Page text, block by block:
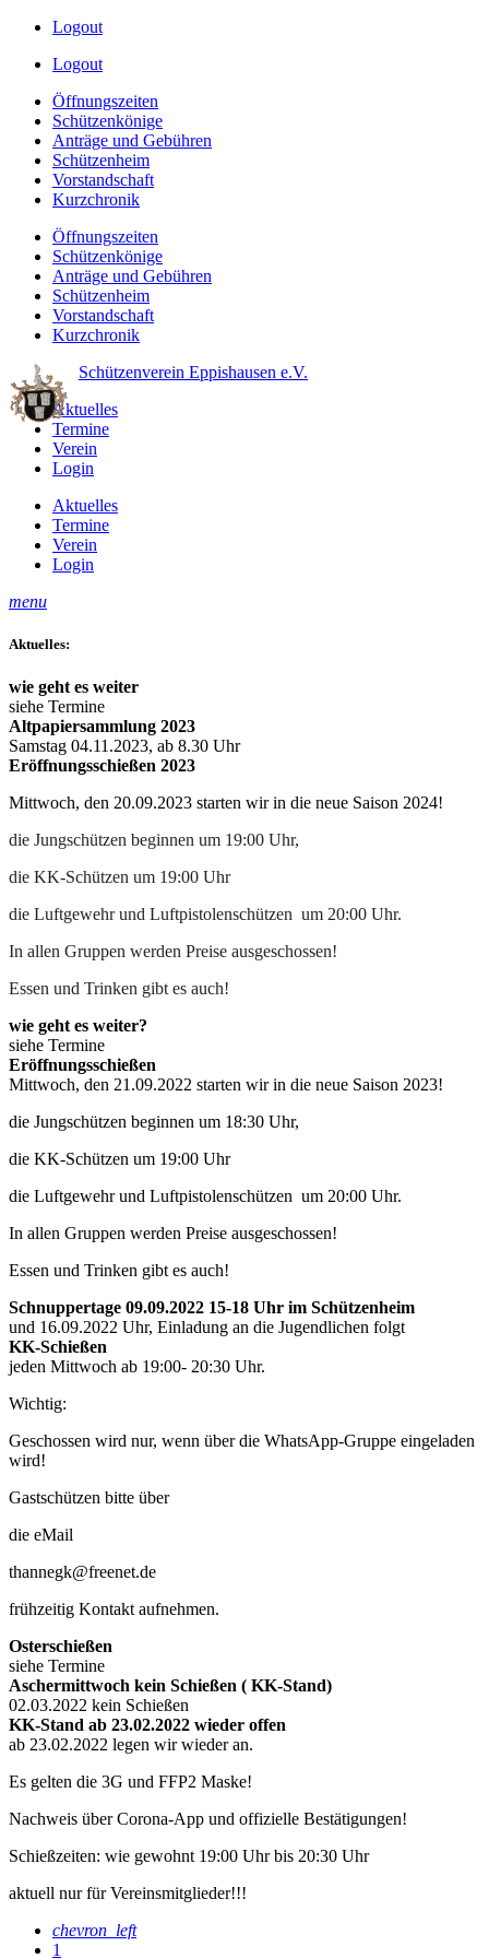
Logout
Logout
Öffnungszeiten
Schützenkönige
Anträge und Gebühren
Schützenheim
Vorstandschaft
Kurzchronik
Öffnungszeiten
Schützenkönige
Anträge und Gebühren
Schützenheim
Vorstandschaft
Kurzchronik
Schützenverein Eppishausen e.V.
Aktuelles
Termine
Verein
Login
Aktuelles
Termine
Verein
Login
menu
Aktuelles:
wie geht es weiter
siehe Termine
Altpapiersammlung 2023
Samstag 04.11.2023, ab 8.30 Uhr
Eröffnungsschießen 2023
Mittwoch, den 20.09.2023 starten wir in die neue Saison 2024!
die Jungschützen beginnen um 19:00 Uhr,
die KK-Schützen um 19:00 Uhr
die Luftgewehr und Luftpistolenschützen um 20:00 Uhr.
In allen Gruppen werden Preise ausgeschossen!
Essen und Trinken gibt es auch!
wie geht es weiter?
siehe Termine
Eröffnungsschießen
Mittwoch, den 21.09.2022 starten wir in die neue Saison 2023!
die Jungschützen beginnen um 18:30 Uhr,
die KK-Schützen um 19:00 Uhr
die Luftgewehr und Luftpistolenschützen um 20:00 Uhr.
In allen Gruppen werden Preise ausgeschossen!
Essen und Trinken gibt es auch!
Schnuppertage 09.09.2022 15-18 Uhr im Schützenheim
und 16.09.2022 Uhr, Einladung an die Jugendlichen folgt
KK-Schießen
jeden Mittwoch ab 19:00- 20:30 Uhr.
Wichtig:
Geschossen wird nur, wenn über die WhatsApp-Gruppe eingeladen
wird!
Gastschützen bitte über
die eMail
thannegk@freenet.de
frühzeitig Kontakt aufnehmen.
Osterschießen
siehe Termine
Aschermittwoch kein Schießen ( KK-Stand)
02.03.2022 kein Schießen
KK-Stand ab 23.02.2022 wieder offen
ab 23.02.2022 legen wir wieder an.
Es gelten die 3G und FFP2 Maske!
Nachweis über Corona-App und offizielle Bestätigungen!
Schießzeiten: wie gewohnt 19:00 Uhr bis 20:30 Uhr
aktuell nur für Vereinsmitglieder!!!
chevron_left
1